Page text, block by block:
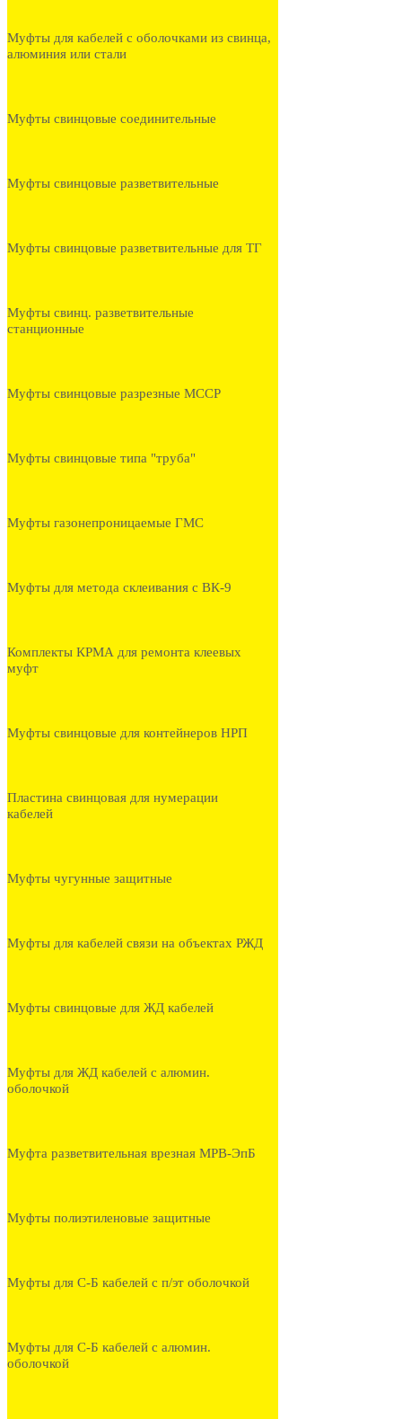
Муфты для кабелей с оболочками из свинца,
алюминия или стали
Муфты свинцовые соединительные
Муфты свинцовые разветвительные
Муфты свинцовые разветвительные для ТГ
Муфты свинц. разветвительные
станционные
Муфты свинцовые разрезные МССР
Муфты свинцовые типа "труба"
Муфты газонепроницаемые ГМС
Муфты для метода склеивания с ВК-9
Комплекты КРМА для ремонта клеевых
муфт
Муфты свинцовые для контейнеров НРП
Пластина свинцовая для нумерации
кабелей
Муфты чугунные защитные
Муфты для кабелей связи на объектах РЖД
Муфты свинцовые для ЖД кабелей
Муфты для ЖД кабелей с алюмин.
оболочкой
Муфта разветвительная врезная МРВ-ЭпБ
Муфты полиэтиленовые защитные
Муфты для С-Б кабелей с п/эт оболочкой
Муфты для С-Б кабелей с алюмин.
оболочкой